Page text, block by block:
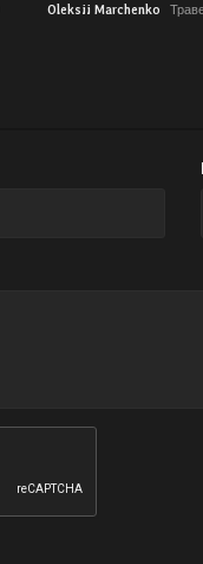
Oleksii Marchenko